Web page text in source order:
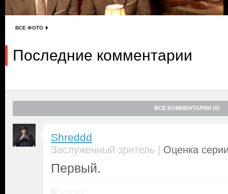
ВСЕ ФОТО
Последние комментарии
ВСЕ КОММЕНТАРИИ (6)
Shreddd
Заслуженный зритель | Оценка
Первый.